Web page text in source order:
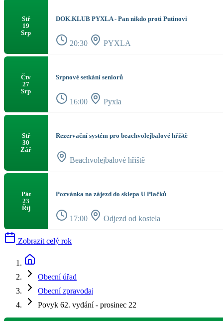
Stř
19
Srp
DOK.KLUB PYXLA - Pan nikdo proti Putinovi
20:30 PYXLA
Čtv
27
Srp
Srpnové setkání seniorů
16:00 Pyxla
Stř
30
Zář
Rezervační systém pro beachvolejbalové hřiště
Beachvolejbalové hřiště
Pát
23
Říj
Pozvánka na zájezd do sklepa U Plačků
17:00 Odjezd od kostela
Zobrazit celý rok
Obecní úřad
Obecní zpravodaj
Povyk 62. vydání - prosinec 22